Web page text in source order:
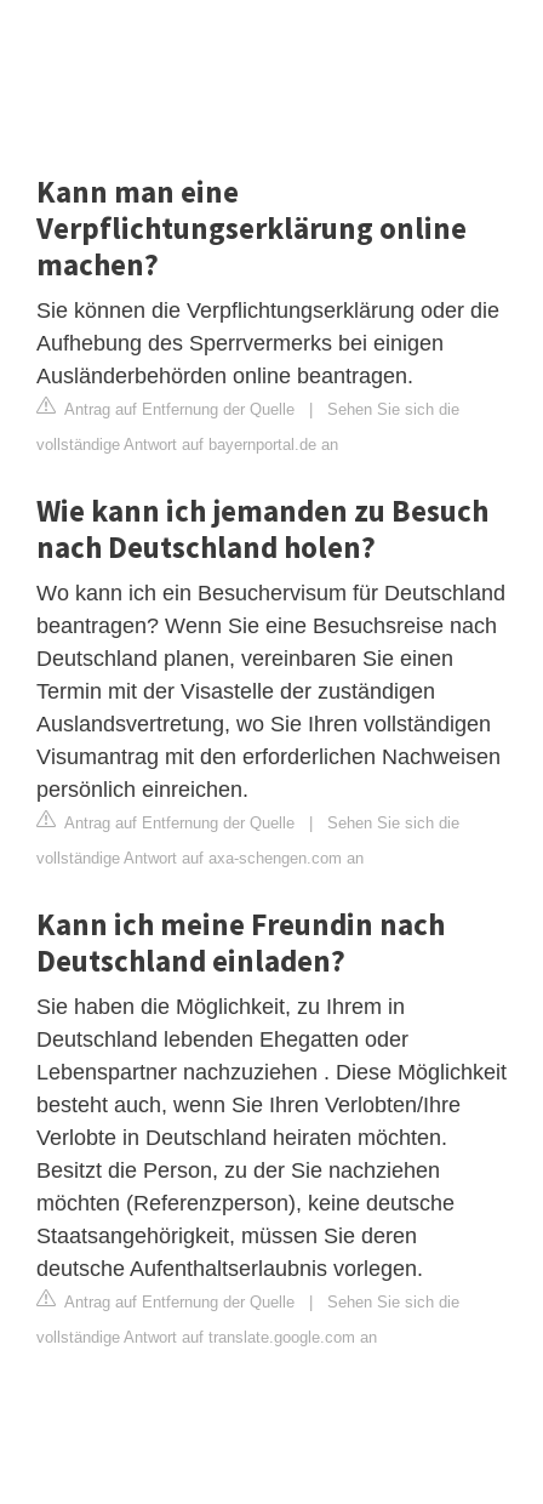
Kann man eine
Verpflichtungserklärung online
machen?
Sie können die Verpflichtungserklärung oder die
Aufhebung des Sperrvermerks bei einigen
Ausländerbehörden online beantragen.
Antrag auf Entfernung der Quelle | Sehen Sie sich die
vollständige Antwort auf bayernportal.de an
Wie kann ich jemanden zu Besuch
nach Deutschland holen?
Wo kann ich ein Besuchervisum für Deutschland
beantragen? Wenn Sie eine Besuchsreise nach
Deutschland planen, vereinbaren Sie einen
Termin mit der Visastelle der zuständigen
Auslandsvertretung, wo Sie Ihren vollständigen
Visumantrag mit den erforderlichen Nachweisen
persönlich einreichen.
Antrag auf Entfernung der Quelle | Sehen Sie sich die
vollständige Antwort auf axa-schengen.com an
Kann ich meine Freundin nach
Deutschland einladen?
Sie haben die Möglichkeit, zu Ihrem in
Deutschland lebenden Ehegatten oder
Lebenspartner nachzuziehen . Diese Möglichkeit
besteht auch, wenn Sie Ihren Verlobten/Ihre
Verlobte in Deutschland heiraten möchten.
Besitzt die Person, zu der Sie nachziehen
möchten (Referenzperson), keine deutsche
Staatsangehörigkeit, müssen Sie deren
deutsche Aufenthaltserlaubnis vorlegen.
Antrag auf Entfernung der Quelle | Sehen Sie sich die
vollständige Antwort auf translate.google.com an